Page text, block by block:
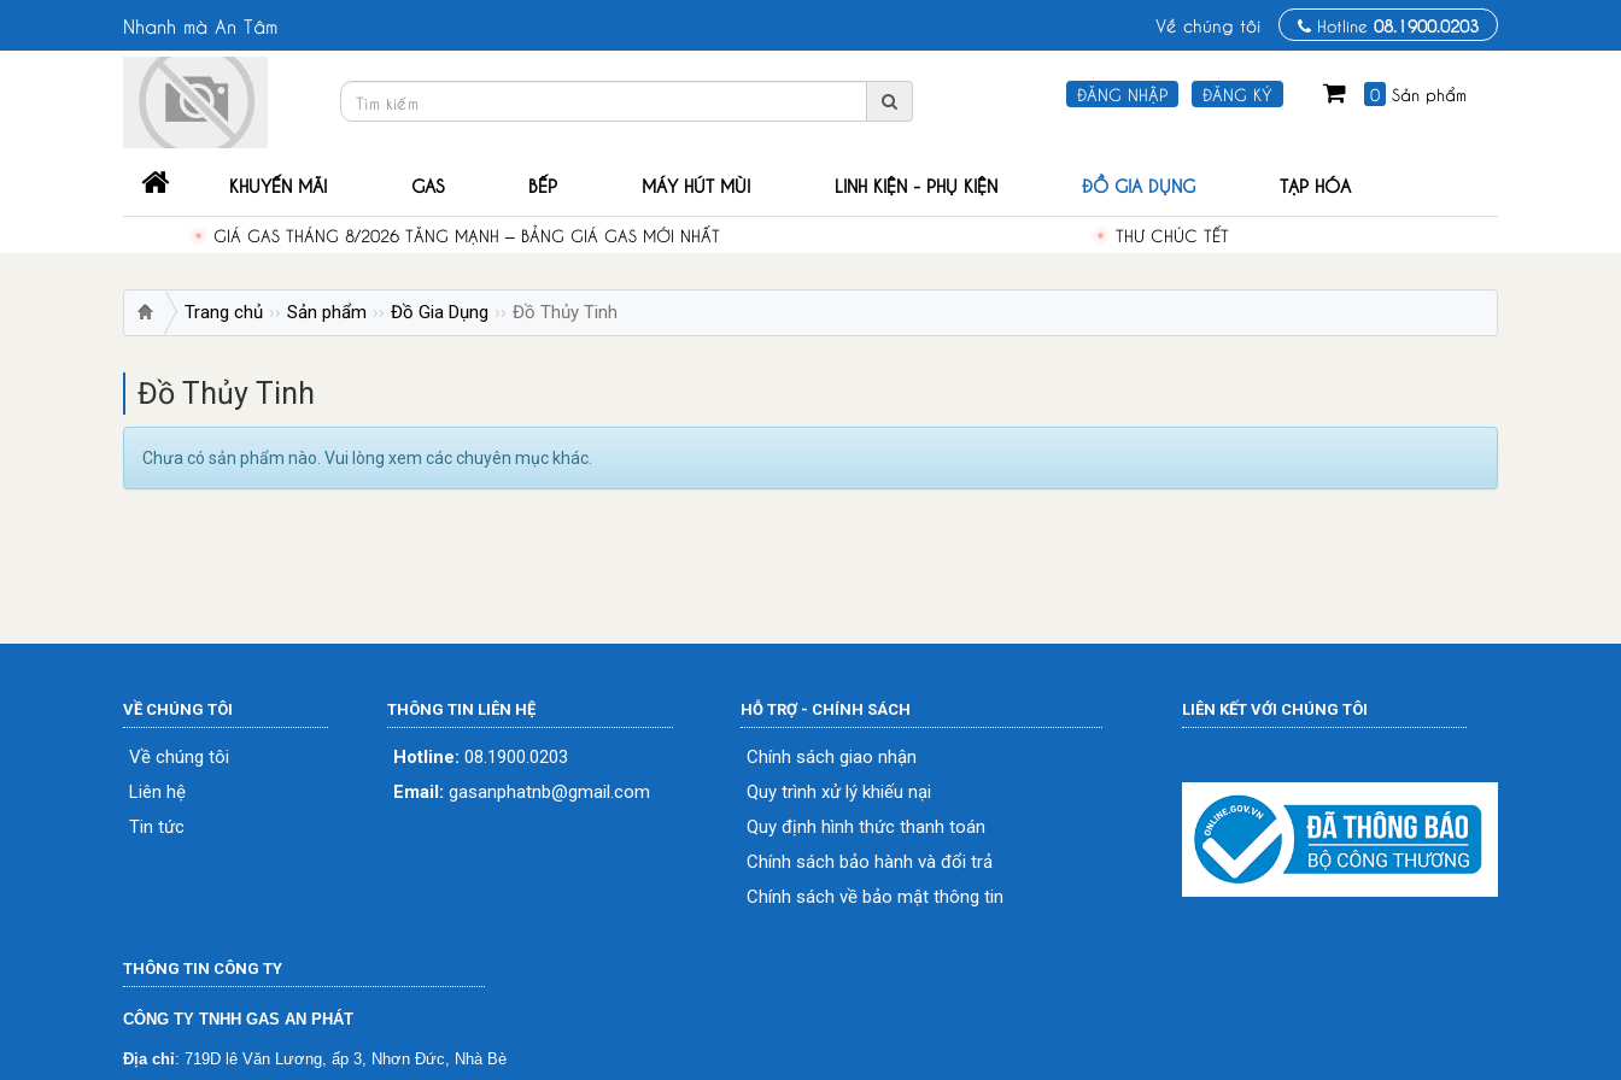
Nhanh mà An Tâm Về chúng tôi Hotline 08.1900.0203
ĐĂNG NHẬP ĐĂNG KÝ 0 Sản phẩm
KHUYẾN MÃI GAS BẾP MÁY HÚT MÙI LINH KIỆN - PHỤ KIỆN ĐỒ GIA DỤNG TẠP HÓA
GIÁ GAS THÁNG 8/2026 TĂNG MẠNH – BẢNG GIÁ GAS MỚI NHẤT THƯ CHÚC TẾT
Trang chủ Sản phẩm Đồ Gia Dụng Đồ Thủy Tinh
Đồ Thủy Tinh
Chưa có sản phẩm nào. Vui lòng xem các chuyên mục khác.
VỀ CHÚNG TÔI
Về chúng tôi
Liên hệ
Tin tức
THÔNG TIN LIÊN HỆ
Hotline:08.1900.0203
Email:gasanphatnb@gmail.com
HỖ TRỢ - CHÍNH SÁCH
Chính sách giao nhận
Quy trình xử lý khiếu nại
Quy định hình thức thanh toán
Chính sách bảo hành và đổi trả
Chính sách về bảo mật thông tin
THÔNG TIN CÔNG TY
CÔNG TY TNHH GAS AN PHÁT
Địa chỉ: 719D lê Văn Lương, ấp 3, Nhơn Đức, Nhà Bè
LIÊN KẾT VỚI CHÚNG TÔI